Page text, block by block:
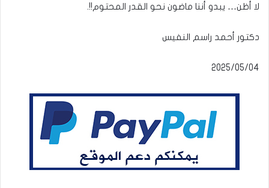
لا أظن… يبدو أننا ماضون نحو القدر المحتوم!!.
دكتور أحمد راسم النفيس